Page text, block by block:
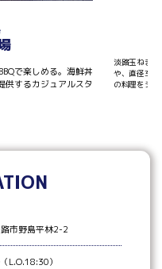
で楽しめる。海鮮丼
供するカジュアルスタ
淡路玉ねぎ
や、直径30
の料理をシ
市野島平林2-2
L.O.18:30）